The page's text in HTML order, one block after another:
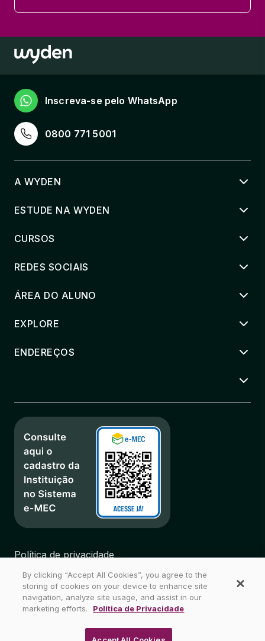
0800 771 5001
Inscreva-se pelo WhatsApp
A WYDEN
ESTUDE NA WYDEN
CURSOS
REDES SOCIAIS
ÁREA DO ALUNO
EXPLORE
ENDEREÇOS
Política de privacidade
Biblioteca
Mapa do Site
By clicking “Accept All Cookies”, you agree to the
storing of cookies on your device to enhance site
navigation, analyze site usage, and assist in our
marketing efforts.
Política de Privacidade